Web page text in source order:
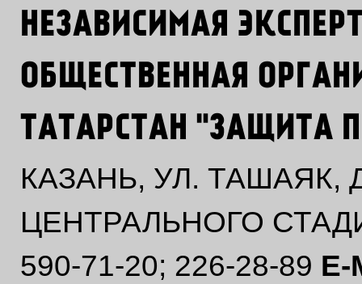
НЕЗАВИСИМАЯ
ОБЩЕСТВЕННАЯ
ТАТАРСТАН "ЗАЩИТА
КАЗАНЬ, УЛ. ТАШАЯК,
ЦЕНТРАЛЬНОГО
590-71-20; 226-28-89 E-